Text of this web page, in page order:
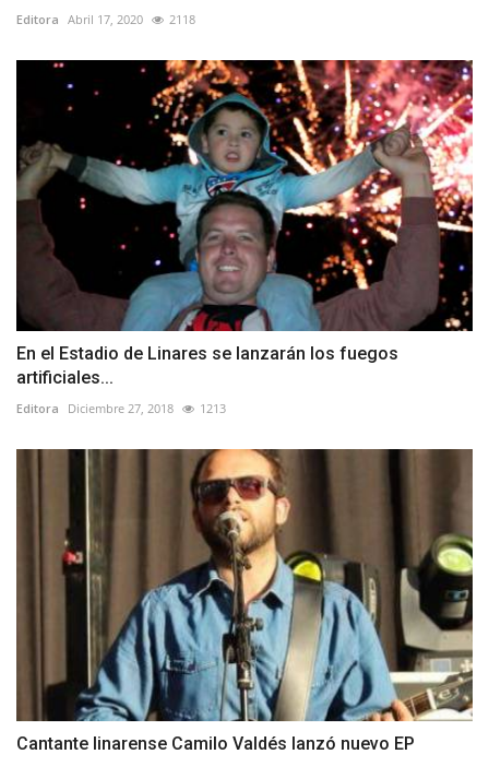
Editora Abril 17, 2020 2118
En el Estadio de Linares se lanzarán los fuegos
artificiales...
Editora Diciembre 27, 2018 1213
Cantante linarense Camilo Valdés lanzó nuevo EP